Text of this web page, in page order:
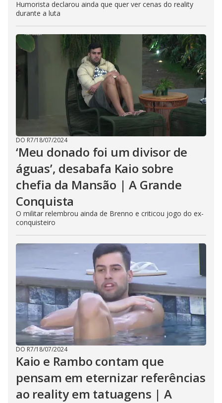
Humorista declarou ainda que quer ver cenas do reality
durante a luta
DO R7/18/07/2024
‘Meu donado foi um divisor de
águas’, desabafa Kaio sobre
chefia da Mansão | A Grande
Conquista
O militar relembrou ainda de Brenno e criticou jogo do ex-
conquisteiro
DO R7/18/07/2024
Kaio e Rambo contam que
pensam em eternizar referências
ao reality em tatuagens | A